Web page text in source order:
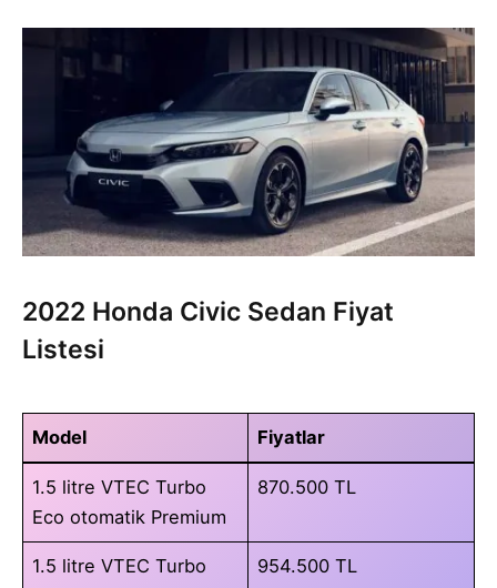
2022 Honda Civic Sedan Fiyat
Listesi
Model Fiyatlar
1.5 litre VTEC Turbo
Eco otomatik Premium
870.500 TL
1.5 litre VTEC Turbo
954.500 TL